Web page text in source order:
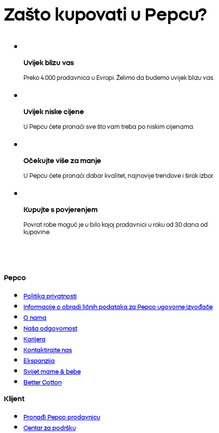
Zašto kupovati u Pepcu?
Uvijek blizu vas
Preko 4.000 prodavnica u Evropi. Želimo da budemo uvijek blizu vas.
Uvijek niske cijene
U Pepcu ćete pronaći sve što vam treba po niskim cijenama.
Očekujte više za manje
U Pepcu ćete pronaći dobar kvalitet, najnovije trendove i širok izbor.
Kupujte s povjerenjem
Povrat robe moguć je u bilo kojoj prodavnici u roku od 30 dana od
kupovine.
Pepco
Politika privatnosti
Informacije o obradi ličnih podataka za Pepco ugovorne izvođače
O nama
Naša odgovornost
Karijera
Kontaktirajte nas
Ekspanzija
Svijet mame & bebe
Better Cotton
Klijent
Pronađi Pepco prodavnicu
Centar za podršku